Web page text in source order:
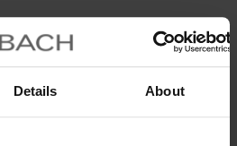
Details About
Augen beobachtet hat, hat sich